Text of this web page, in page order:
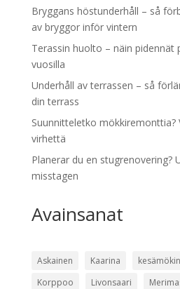
Bryggans höstunderhåll – så
av bryggor inför vintern
Terassin huolto – näin pidennät
vuosilla
Underhåll av terrassen – så
din terrass
Suunnitteletko mökkiremonttia?
virhettä
Planerar du en stugrenovering?
misstagen
Avainsanat
Askainen Kaarina
Korppoo
Livonsaari